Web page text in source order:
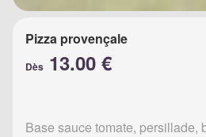
Pizza provençale
Dès 13.00 €
Base sauce tomate, persillade,